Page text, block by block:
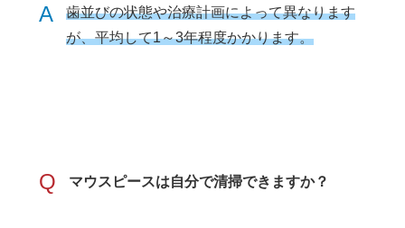
A
歯並びの状態や治療計画によって異なります
が、平均して1～3年程度かかります。
Q マウスピースは自分で清掃できますか？